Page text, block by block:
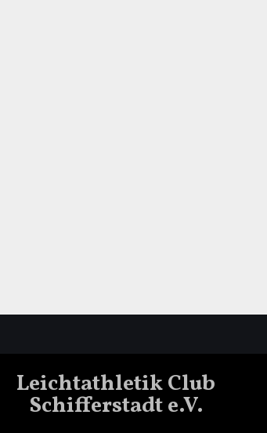
Leichtathletik Club
Schifferstadt e.V.